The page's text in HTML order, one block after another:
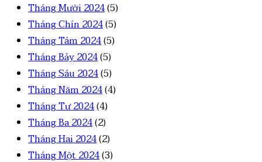
Tháng Mười 2024(5)
Tháng Chín 2024(5)
Tháng Tám 2024(5)
Tháng Bảy 2024(5)
Tháng Sáu 2024(5)
Tháng Năm 2024(4)
Tháng Tư 2024(4)
Tháng Ba 2024(2)
Tháng Hai 2024(2)
Tháng Một 2024(3)